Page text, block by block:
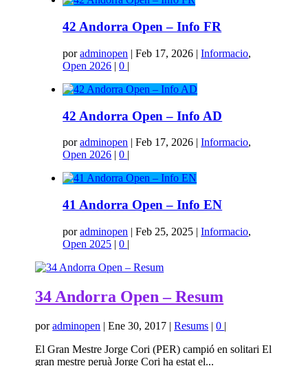
42 Andorra Open – Info FR
poradminopen |Feb 17, 2026 |Informacio,
Open 2026 |0 |
42 Andorra Open – Info AD
poradminopen |Feb 17, 2026 |Informacio,
Open 2026 |0 |
41 Andorra Open – Info EN
poradminopen |Feb 25, 2025 |Informacio,
Open 2025 |0 |
34 Andorra Open – Resum
poradminopen |Ene 30, 2017 |Resums |0 |
El Gran Mestre Jorge Cori (PER) campió en solitari El
gran mestre peruà Jorge Cori ha estat el...